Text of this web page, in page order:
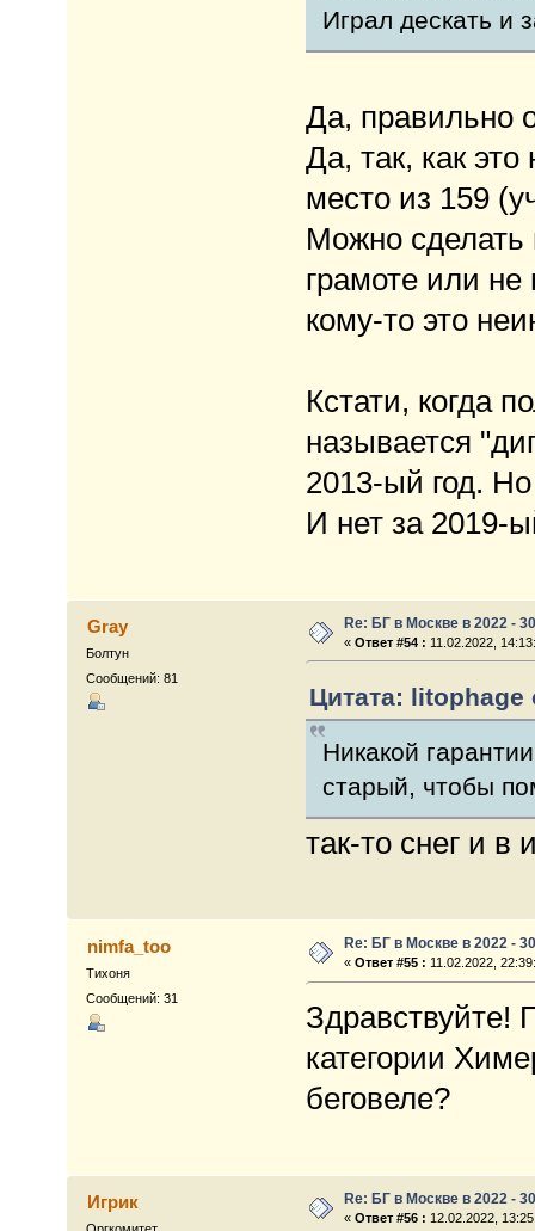
Играл дескать и
Да, правильно
Да, так, как
место из 159
Можно сделать
грамоте или не
кому-то это
Кстати, когда
называется
2013-ый год.
И нет за 2019-
Gray
Болтун
Сообщений: 81
Re: БГ в Москве в 2022 -
«Ответ #54 : 11.02.2022,
Цитата: litophage
Никакой
старый, чтобы
так-то снег и в
nimfa_too
Тихоня
Сообщений: 31
Re: БГ в Москве в 2022 -
«Ответ #55 : 11.02.2022,
Здравствуйте!
категории
беговеле?
Игрик Re: БГ в Москве в 2022 -
«Ответ #56 : 12.02.2022,